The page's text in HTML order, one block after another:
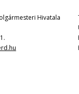
Hivatala